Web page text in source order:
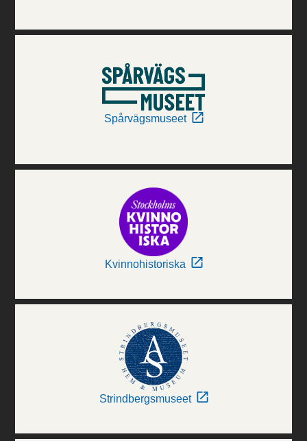
Spårvägsmuseet
Kvinnohistoriska
Strindbergsmuseet